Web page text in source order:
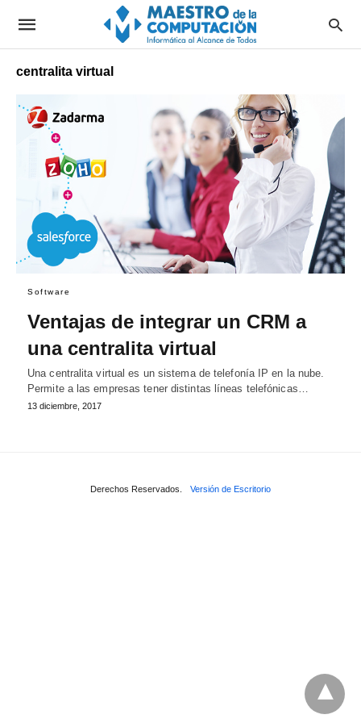
centralita virtual
Software
Ventajas de integrar un CRM a
una centralita virtual
Una centralita virtual es un sistema de telefonía IP en la nube.
Permite a las empresas tener distintas líneas telefónicas…
13 diciembre, 2017
Derechos Reservados. Versión de Escritorio